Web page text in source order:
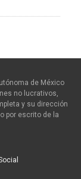
de México
no lucrativos,
y su dirección
por escrito de la